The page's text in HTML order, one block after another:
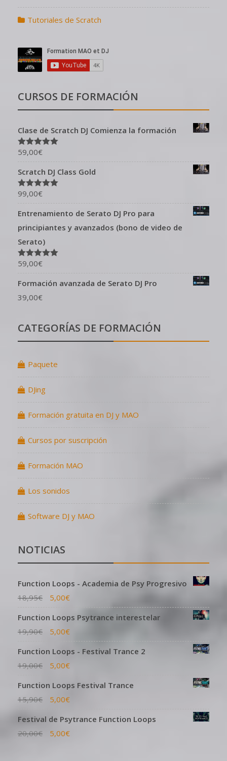
Tutoriales de Scratch
CURSOS DE FORMACIÓN
Clase de Scratch DJ Comienza la formación
Valorado en
59,00€
Scratch DJ Class Gold
Valorado en
99,00€
Entrenamiento de Serato DJ Pro para
principiantes y avanzados (bono de video de
Serato)
Valorado en
59,00€
Formación avanzada de Serato DJ Pro
39,00€
CATEGORÍAS DE FORMACIÓN
Paquete
DJing
Formación gratuita en DJ y MAO
Cursos por suscripción
Formación MAO
Los sonidos
Software DJ y MAO
NOTICIAS
Function Loops - Academia de Psy Progresivo
18,95€ 5,00€
Function Loops Psytrance interestelar
19,90€ 5,00€
Function Loops - Festival Trance 2
19,00€ 5,00€
Function Loops Festival Trance
15,90€ 5,00€
Festival de Psytrance Function Loops
20,00€ 5,00€